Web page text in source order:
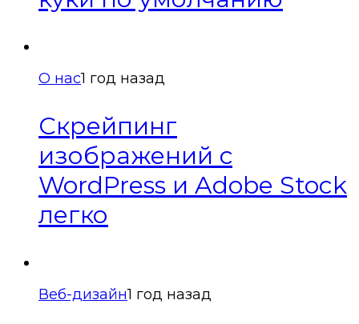
О нас1 год назад
Скрейпинг
изображений с
WordPress и Adobe Stock
легко
Веб-дизайн1 год назад